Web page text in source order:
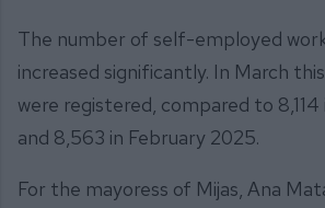
The number of self-employed
increased significantly. In March
were registered, compared to
and 8,563 in February 2025.
For the mayoress of Mijas, Ana